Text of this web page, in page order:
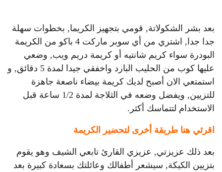
بعد بشر الشكولاتة, قومي بتجهيز الكريما, بخطوات سهلة
جدا جدا, اشتري من أي سوبر ماركت 4 باكو من الكريمة
البودرة سواء كريم شانتيه أو كريمة دريم ويب, وضعي
عليها كوب من الحليب البارد واخفقي جيدا لمدة 5 دقائق, و
استمتعي الان أصبح لديك كريمة بيضاء ناصعة جاهزة
للتزيين, ويفضل وضعه في الثلاجة لمدة 1/2 ساعة قبل
الاستخدام لتتماسك أكثر.
اقرئي هنا طريقة أخرى لتحضير الكريمة
بعد ذلك عزيزتي, عزيزي القارئ تابعي الشيف وهو يقوم
بتزيين الكيكة, سيشعر أطفالك وعائلتك بسعادة كبيرة بعد